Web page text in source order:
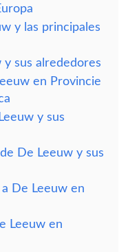
y las principales
y sus alrededores
en Provincie
y sus
De Leeuw y sus
De Leeuw en
Leeuw en